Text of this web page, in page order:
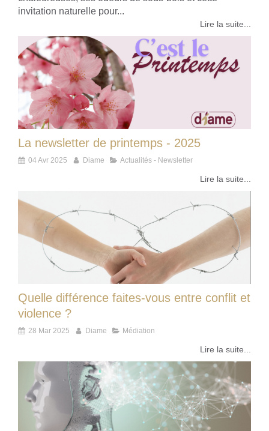
invitation naturelle pour...
Lire la suite...
La newsletter de printemps - 2025
04 Avr 2025 Diame Actualités - Newsletter
Lire la suite...
Quelle différence faites-vous entre conflit et
violence ?
28 Mar 2025 Diame Médiation
Lire la suite...